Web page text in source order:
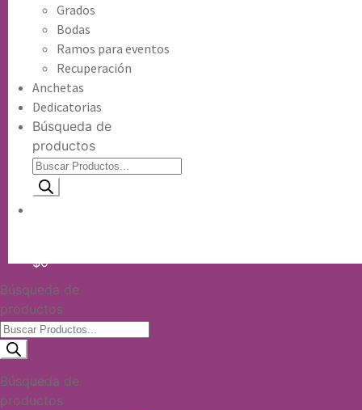
Grados
Bodas
Ramos para eventos
Recuperación
Anchetas
Dedicatorias
Búsqueda de
productos
$0
Búsqueda de
productos
Búsqueda de
productos